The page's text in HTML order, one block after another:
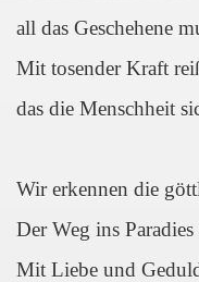
all das Geschehene
Mit tosender Kraft
das die Menschheit
Wir erkennen die
Der Weg ins
Mit Liebe und